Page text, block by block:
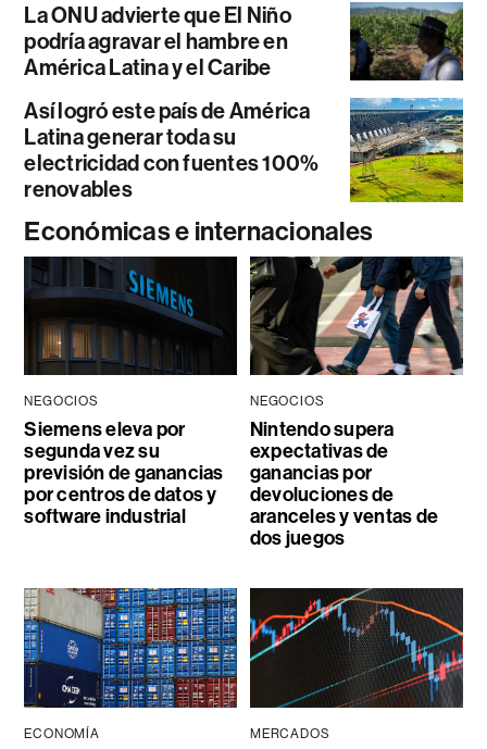
La ONU advierte que El Niño
podría agravar el hambre en
América Latina y el Caribe
Así logró este país de América
Latina generar toda su
electricidad con fuentes 100%
renovables
Económicas e internacionales
NEGOCIOS
Siemens eleva por
segunda vez su
previsión de ganancias
por centros de datos y
software industrial
NEGOCIOS
Nintendo supera
expectativas de
ganancias por
devoluciones de
aranceles y ventas de
dos juegos
ECONOMÍA MERCADOS